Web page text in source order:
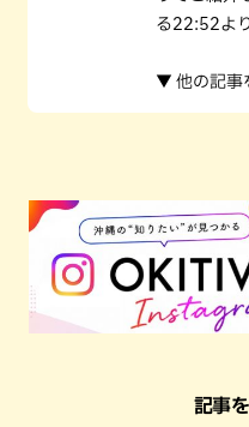
る22:52よ
▼ 他の記事
記事